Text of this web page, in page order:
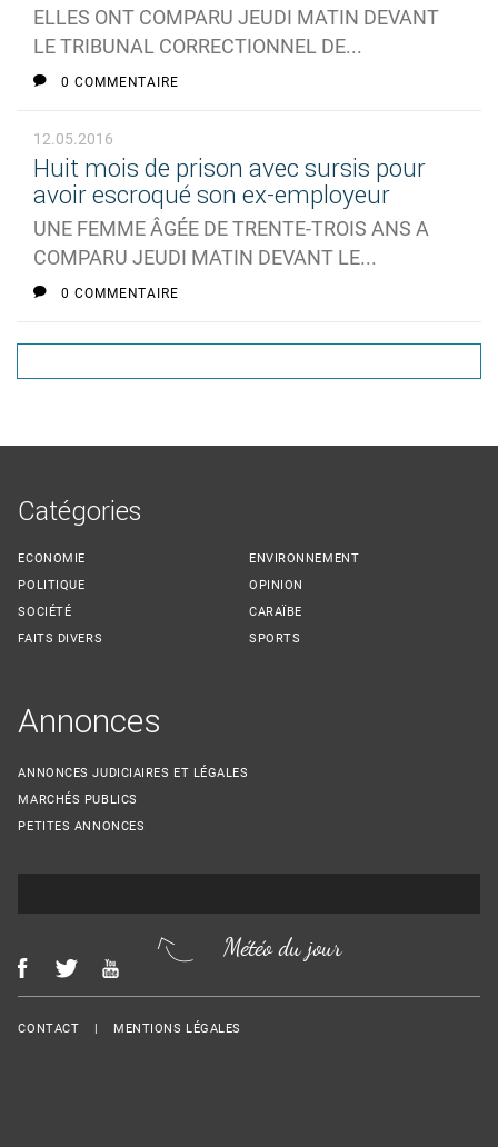
ELLES ONT COMPARU JEUDI MATIN DEVANT
LE TRIBUNAL CORRECTIONNEL DE...
0 COMMENTAIRE
12.05.2016
Huit mois de prison avec sursis pour
avoir escroqué son ex-employeur
UNE FEMME ÂGÉE DE TRENTE-TROIS ANS A
COMPARU JEUDI MATIN DEVANT LE...
0 COMMENTAIRE
Catégories
ECONOMIE
POLITIQUE
SOCIÉTÉ
FAITS DIVERS
ENVIRONNEMENT
OPINION
CARAÏBE
SPORTS
Annonces
ANNONCES JUDICIAIRES ET LÉGALES
MARCHÉS PUBLICS
PETITES ANNONCES
Météo du jour
Menu Footer
CONTACT MENTIONS LÉGALES